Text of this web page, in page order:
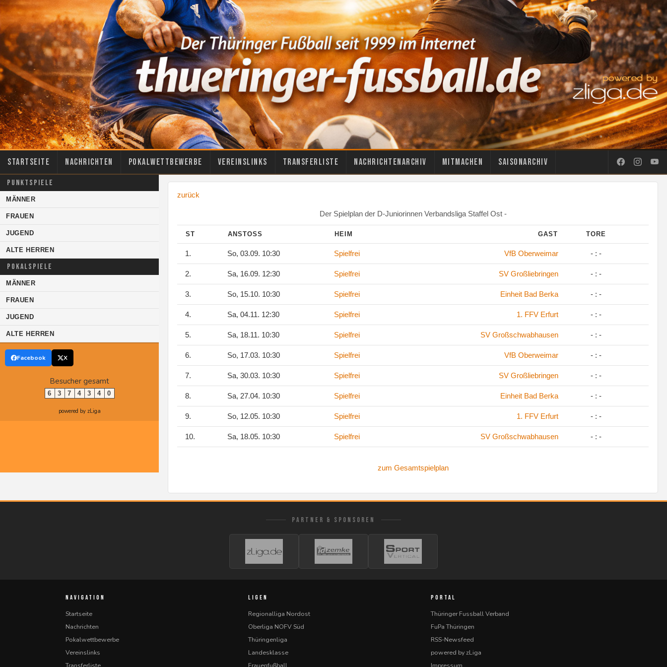
Startseite Nachrichten Pokalwettbewerbe Vereinslinks Transferliste Nachrichtenarchiv Mitmachen Saisonarchiv
PUNKTSPIELE
MÄNNER
FRAUEN
JUGEND
ALTE HERREN
POKALSPIELE
MÄNNER
FRAUEN
JUGEND
ALTE HERREN
Facebook X
Besucher gesamt
6 3 7 4 3 4 0
powered by zLiga
zurück
Der Spielplan der D-Juniorinnen Verbandsliga Staffel Ost -
ST ANSTOSS HEIM GAST TORE
1. So, 03.09. 10:30 Spielfrei VfB Oberweimar - : -
2. Sa, 16.09. 12:30 Spielfrei SV Großliebringen - : -
3. So, 15.10. 10:30 Spielfrei Einheit Bad Berka - : -
4. Sa, 04.11. 12:30 Spielfrei 1. FFV Erfurt - : -
5. Sa, 18.11. 10:30 Spielfrei SV Großschwabhausen - : -
6. So, 17.03. 10:30 Spielfrei VfB Oberweimar - : -
7. Sa, 30.03. 10:30 Spielfrei SV Großliebringen - : -
8. Sa, 27.04. 10:30 Spielfrei Einheit Bad Berka - : -
9. So, 12.05. 10:30 Spielfrei 1. FFV Erfurt - : -
10. Sa, 18.05. 10:30 Spielfrei SV Großschwabhausen - : -
zum Gesamtspielplan
PARTNER & SPONSOREN
NAVIGATION
Startseite
Nachrichten
Pokalwettbewerbe
Vereinslinks
Transferliste
LIGEN
Regionalliga Nordost
Oberliga NOFV Süd
Thüringenliga
Landesklasse
Frauenfußball
PORTAL
Thüringer Fussball Verband
FuPa Thüringen
RSS-Newsfeed
powered by zLiga
Impressum